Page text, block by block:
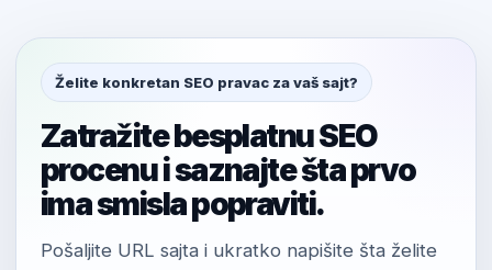
Želite konkretan SEO pravac za vaš sajt?
Zatražite besplatnu SEO
procenu i saznajte šta prvo
ima smisla popraviti.
Pošaljite URL sajta i ukratko napišite šta želite